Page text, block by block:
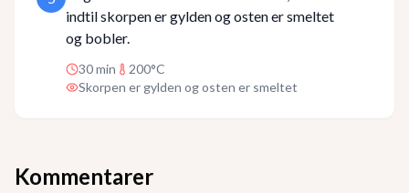
indtil skorpen er gylden og osten er smeltet
og bobler.
30min
200°C
Skorpen er gylden og osten er smeltet
Kommentarer